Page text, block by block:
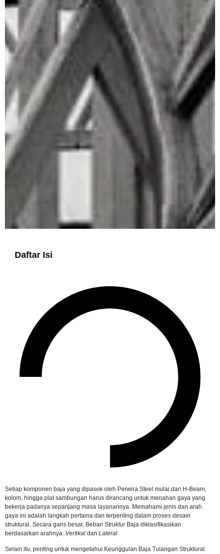
Daftar Isi
Setiap komponen baja yang dipasok oleh Perwira Steel mulai dari H-Beam,
kolom, hingga plat sambungan harus dirancang untuk menahan gaya yang
bekerja padanya sepanjang masa layanannya. Memahami jenis dan arah
gaya ini adalah langkah pertama dan terpenting dalam proses desain
struktural. Secara garis besar, Beban Struktur Baja diklasifikasikan
berdasarkan arahnya: Vertikal dan Lateral
Selain itu, penting untuk mengetahui Keunggulan Baja Tulangan Struktural